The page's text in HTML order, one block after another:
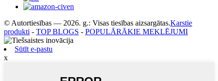
© Autortiesības — 2026. g.: Visas tiesības aizsargātas.Karstie
produkti - TOP BLOGS - POPULĀRĀKIE MEKLĒJUMI
Sūtīt e-pastu
x